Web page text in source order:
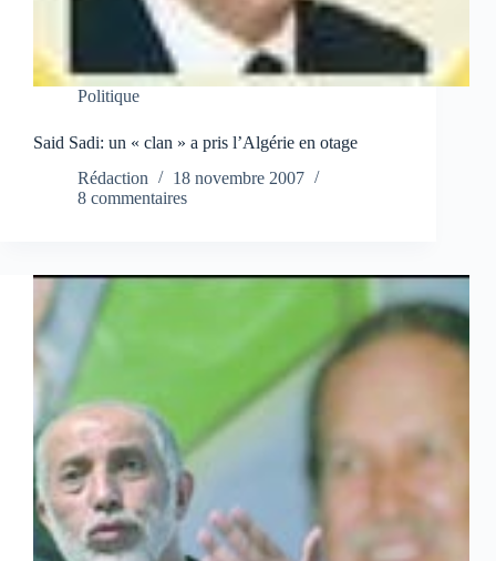
Politique
Said Sadi: un « clan » a pris l’Algérie en otage
Rédaction
18 novembre 2007
8 commentaires